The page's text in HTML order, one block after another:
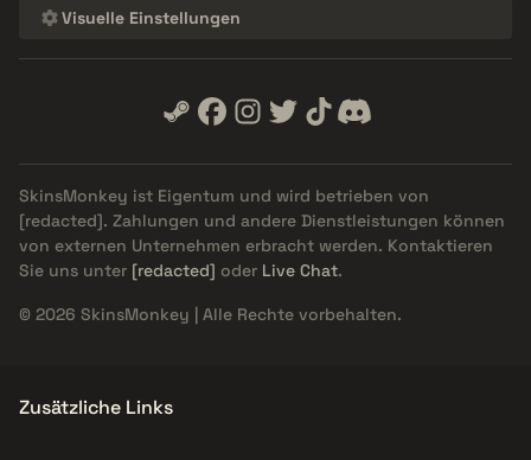
Visuelle Einstellungen
SkinsMonkey ist Eigentum und wird betrieben von
[redacted]. Zahlungen und andere Dienstleistungen können
von externen Unternehmen erbracht werden. Kontaktieren
Sie uns unter [redacted] oder Live Chat.
© 2026 SkinsMonkey | Alle Rechte vorbehalten.
Zusätzliche Links